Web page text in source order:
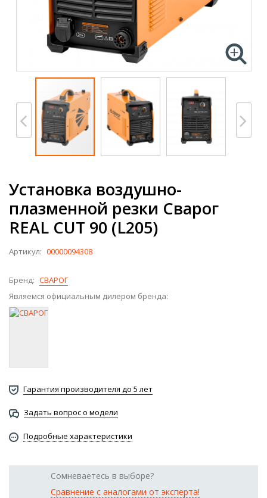
Установка воздушно-
плазменной резки Сварог
REAL CUT 90 (L205)
Артикул: 00000094308
Бренд: СВАРОГ
Являемся официальным дилером бренда:
Гарантия производителя до 5 лет
Задать вопрос о модели
Подробные характеристики
Сомневаетесь в выборе?
Сравнение с аналогами от эксперта!